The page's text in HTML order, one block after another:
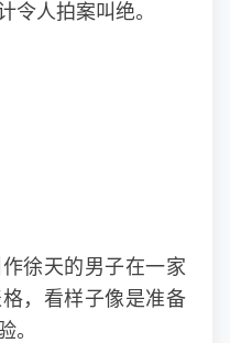
令人拍案叫绝。
徐天的男子在一家
，看样子像是准备
。